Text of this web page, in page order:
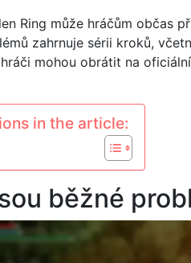
Ring může hráčům občas
zahrnuje sérii kroků,
mohou obrátit na
in the article:
běžné